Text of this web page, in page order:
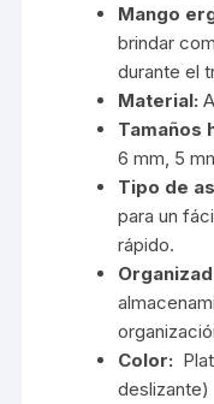
Mango
brindar
durante el
Material:
Tamaños
6 mm, 5
Tipo de
para un
rápido.
Color:
deslizante)